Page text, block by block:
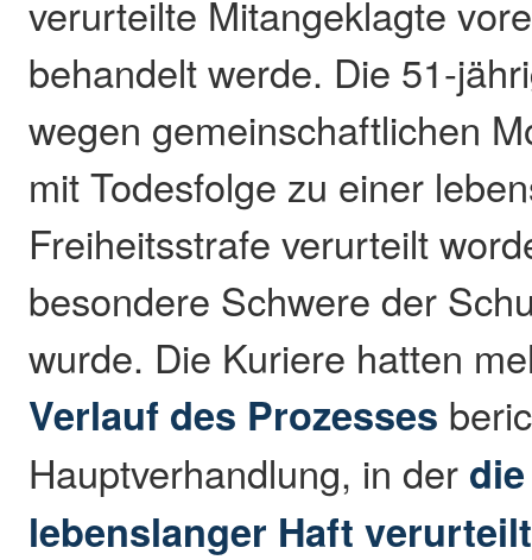
verurteilte Mitangeklagte
behandelt werde. Die 51-
wegen gemeinschaftlichen
mit Todesfolge zu einer
Freiheitsstrafe verurteilt
besondere Schwere der
wurde. Die Kuriere hatten
Verlauf des Prozesses
Hauptverhandlung, in der
lebenslanger Haft verurteilt